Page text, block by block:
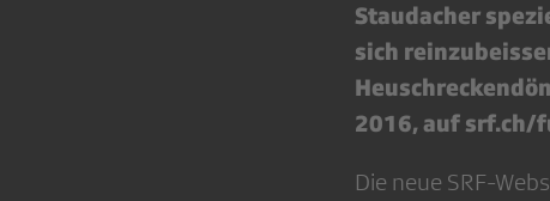
Staudacher
sich
2016, auf srf.ch/
Die neue SRF-